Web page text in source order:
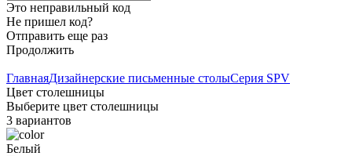
Это неправильный код
Не пришел код?
Отправить еще раз
Продолжить
ГлавнаяДизайнерские письменные столыСерия SPV
Цвет столешницы
Выберите цвет столешницы
3 вариантов
Белый